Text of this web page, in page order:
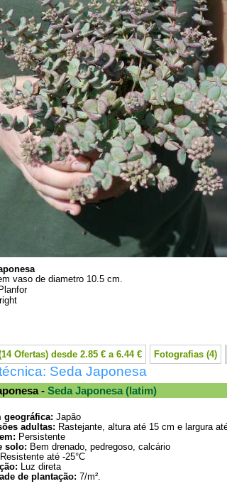
vaso de diametro 10.5 cm.
Planfor
Ofertas) desde 2.85 € a 6.44 € Fotografias (4)
Seda Japonesa
- Seda Japonesa (latim)
geográfica: Japão
adultas: Rastejante, altura até 15 cm e largura
Persistente
solo: Bem drenado, pedregoso, calcário
Resistente até -25°C
Luz direta
de plantação: 7/m².